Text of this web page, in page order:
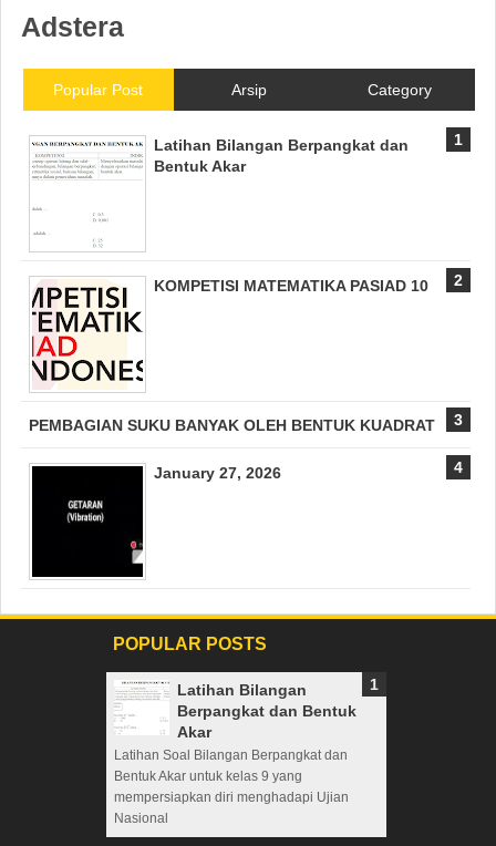
Adstera
Popular Post Arsip Category
Latihan Bilangan Berpangkat dan
Bentuk Akar
KOMPETISI MATEMATIKA PASIAD 10
PEMBAGIAN SUKU BANYAK OLEH BENTUK KUADRAT
January 27, 2026
POPULAR POSTS
Latihan Bilangan
Berpangkat dan Bentuk
Akar
Latihan Soal Bilangan Berpangkat dan
Bentuk Akar untuk kelas 9 yang
mempersiapkan diri menghadapi Ujian
Nasional